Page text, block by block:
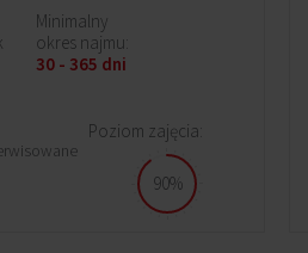
Minimalny
okres najmu:
30 - 365 dni
Poziom zajęcia:
90%